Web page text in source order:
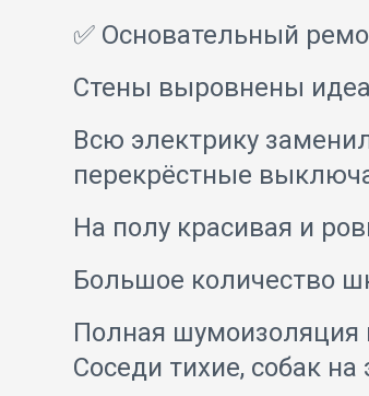
✅ Основательный
Стены выровнены
Всю электрику
перекрёстные
На полу красивая и
Большое количество
Полная шумоизоляция
Соседи тихие, собак на